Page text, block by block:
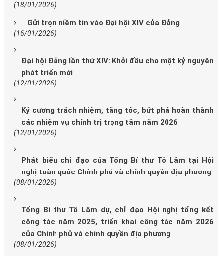
(18/01/2026)
Gửi trọn niềm tin vào Đại hội XIV của Đảng
(16/01/2026)
Đại hội Đảng lần thứ XIV: Khởi đầu cho một kỷ nguyên
phát triển mới
(12/01/2026)
Kỷ cương trách nhiệm, tăng tốc, bứt phá hoàn thành
các nhiệm vụ chính trị trọng tâm năm 2026
(12/01/2026)
Phát biểu chỉ đạo của Tổng Bí thư Tô Lâm tại Hội
nghị toàn quốc Chính phủ và chính quyền địa phương
(08/01/2026)
Tổng Bí thư Tô Lâm dự, chỉ đạo Hội nghị tổng kết
công tác năm 2025, triển khai công tác năm 2026
của Chính phủ và chính quyền địa phương
(08/01/2026)